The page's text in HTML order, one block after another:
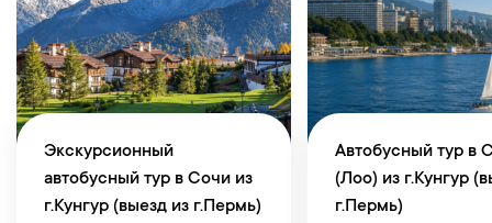
Экскурсионный
автобусный тур в Сочи из
г.Кунгур (выезд из г.Пермь)
Автобусный тур в
(Лоо) из г.Кунгур
г.Пермь)